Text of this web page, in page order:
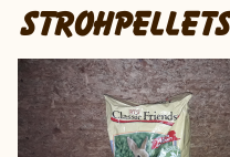
STROHPELLETS